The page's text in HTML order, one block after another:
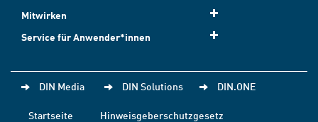
Mitwirken
Service für Anwender*innen
DIN Media DIN Solutions DIN.ONE
Startseite
Hinweisgeberschutzgesetz